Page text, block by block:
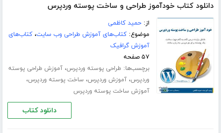
دانلود کتاب خودآموز طراحی و ساخت پوسته وردپرس
از:حمید کاظمی
موضوع:کتاب‌های آموزش طراحی وب سایت،کتاب‌های
آموزش گرافیک
۵۷ صفحه
برچسب‌ها: طراحی پوسته وردپرس،آموزش طراحی پوسته
وردپرس،آموزش وردپرس، ساخت پوسته وردپرس،
آموزش ساخت پوسته وردپرس
دانلود کتاب